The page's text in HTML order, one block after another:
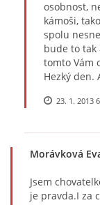
osobnost,
kámoši,
spolu
bude to tak
tomto Vám
Hezký den.
23. 1. 2013
Morávková
Jsem
je pravda.I za